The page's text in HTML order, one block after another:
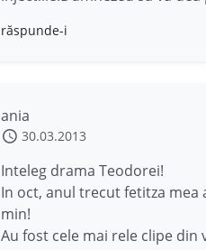
răspunde-i
ania
30.03.2013
Inteleg drama Teodorei!
In oct, anul trecut fetitza mea
min!
Au fost cele mai rele clipe din